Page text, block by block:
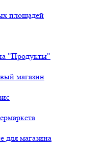
площадей
"Продукты"
магазин
для магазина